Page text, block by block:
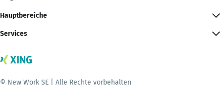
Hauptbereiche
Services
© New Work SE | Alle Rechte vorbehalten